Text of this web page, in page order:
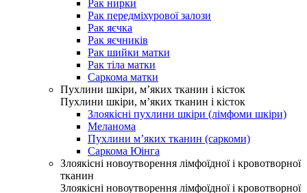
Рак нирки
Рак передміхурової залози
Рак яєчка
Рак яєчників
Рак шийки матки
Рак тіла матки
Саркома матки
Пухлини шкіри, м’яких тканин і кісток
Пухлини шкіри, м’яких тканин і кісток
Злоякісні пухлини шкіри (лімфоми шкіри)
Меланома
Пухлини м’яких тканин (саркоми)
Саркома Юінга
Злоякісні новоутворення лімфоїдної і кровотворної
тканин
Злоякісні новоутворення лімфоїдної і кровотворної